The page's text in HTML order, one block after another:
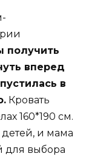
получить
вперед
в
Кровать
160*190 см.
детей, и мама
для выбора